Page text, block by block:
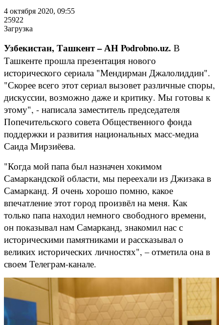
4 октября 2020, 09:55
25922
Загрузка
Узбекистан, Ташкент – АН Podrobno.uz. В
Ташкенте прошла презентация нового
исторического сериала "Мендирман Джалолиддин".
"Скорее всего этот сериал вызовет различные споры,
дискуссии, возможно даже и критику. Мы готовы к
этому", - написала заместитель председателя
Попечительского совета Общественного фонда
поддержки и развития национальных масс-медиа
Саида Мирзиёева.
"Когда мой папа был назначен хокимом
Самаркандской области, мы переехали из Джизака в
Самарканд. Я очень хорошо помню, какое
впечатление этот город произвёл на меня. Как
только папа находил немного свободного времени,
он показывал нам Самарканд, знакомил нас с
историческими памятниками и рассказывал о
великих исторических личностях", – отметила она в
своем Телеграм-канале.